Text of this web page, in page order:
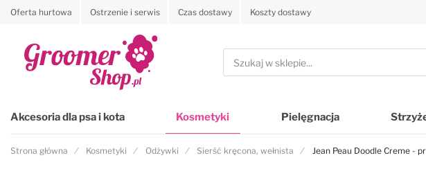
Oferta hurtowa Ostrzenie i serwis Czas dostawy Koszty dostawy
Szukaj
Akcesoria dla psa i kota Kosmetyki Pielęgnacja
Strona główna Kosmetyki Odżywki Sierść kręcona, wełnista Jean Peau Doodle Creme -